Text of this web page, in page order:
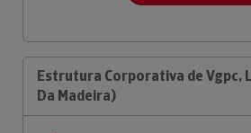
Estrutura Corporativa de Vgpc,
Da Madeira)